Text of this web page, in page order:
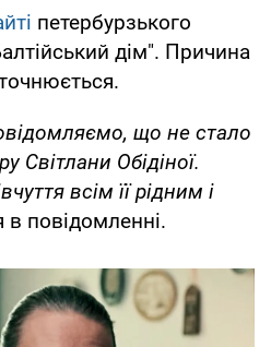
петербурзького
дім". Причина
що не стало
Світлани Обідіної.
всім її рідним і
в повідомленні.